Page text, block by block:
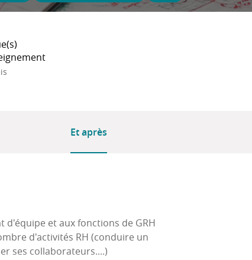
Et après
d'équipe et aux fonctions de GRH
d'activités RH (conduire un
ses collaborateurs....)